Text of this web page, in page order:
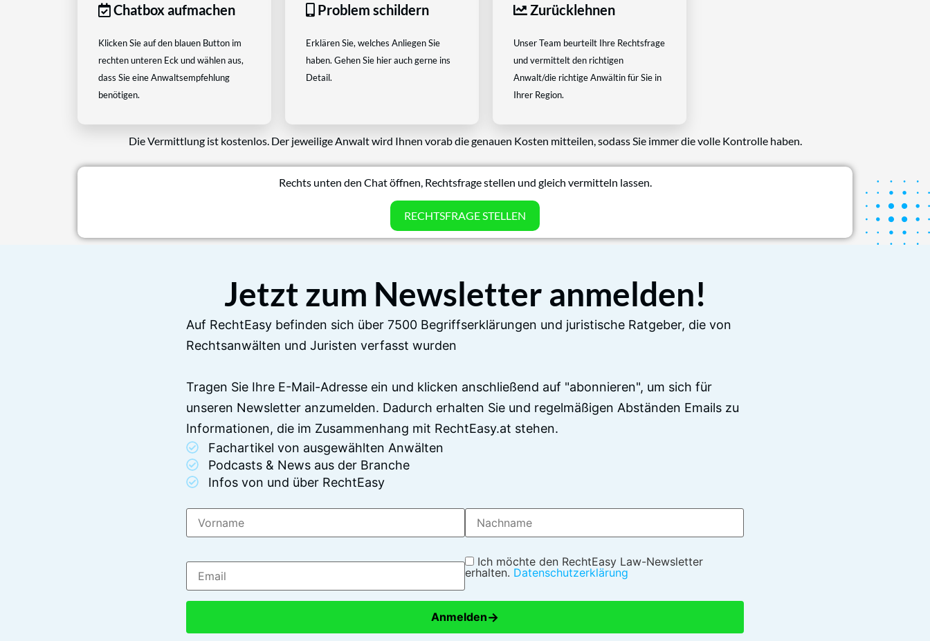
Chatbox aufmachen
Klicken Sie auf den blauen Button im
rechten unteren Eck und wählen aus,
dass Sie eine Anwaltsempfehlung
benötigen.
Problem schildern
Erklären Sie, welches Anliegen Sie
haben. Gehen Sie hier auch gerne ins
Detail.
Zurücklehnen
Unser Team beurteilt Ihre Rechtsfrage
und vermittelt den richtigen
Anwalt/die richtige Anwältin für Sie in
Ihrer Region.
Die Vermittlung ist kostenlos. Der jeweilige Anwalt wird Ihnen vorab die genauen Kosten mitteilen, sodass Sie immer die volle Kontrolle haben.
Rechts unten den Chat öffnen, Rechtsfrage stellen und gleich vermitteln lassen.
RECHTSFRAGE STELLEN
Jetzt zum Newsletter anmelden!
Auf RechtEasy befinden sich über 7500 Begriffserklärungen und juristische Ratgeber, die von
Rechtsanwälten und Juristen verfasst wurden
Tragen Sie Ihre E-Mail-Adresse ein und klicken anschließend auf "abonnieren", um sich für
unseren Newsletter anzumelden. Dadurch erhalten Sie und regelmäßigen Abständen Emails zu
Informationen, die im Zusammenhang mit RechtEasy.at stehen.
Fachartikel von ausgewählten Anwälten
Podcasts & News aus der Branche
Infos von und über RechtEasy
Ich möchte den RechtEasy Law-Newsletter
erhalten. Datenschutzerklärung
Anmelden→